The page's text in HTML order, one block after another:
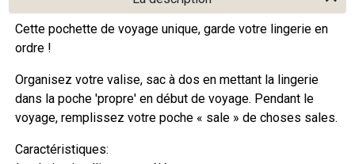
Cette pochette de voyage unique, garde votre lingerie en
ordre !
Organisez votre valise, sac à dos en mettant la lingerie
dans la poche 'propre' en début de voyage. Pendant le
voyage, remplissez votre poche « sale » de choses sales.
Caractéristiques: